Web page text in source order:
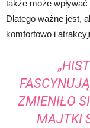
także może
Dlatego ważne jest,
komfortowo i
ZMIENIŁO
MAJTKI